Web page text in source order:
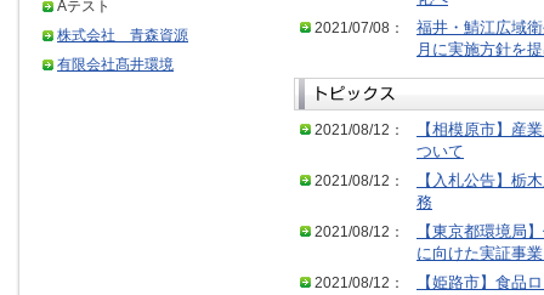
Aテスト
株式会社 青森資源
有限会社髙井環境
2021/07/08：
福井・鯖江広域
月に実施方針を
2021/08/12：
【相模原市】産
ついて
2021/08/12：
【入札公告】栃
務
2021/08/12：
【東京都環境局
に向けた実証事
2021/08/12：
【姫路市】食品